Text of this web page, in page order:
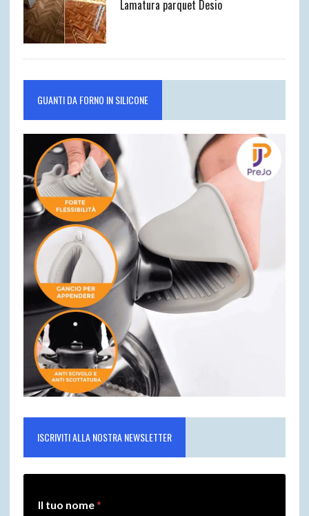
Lamatura parquet Desio
GUANTI DA FORNO IN SILICONE
ISCRIVITI ALLA NOSTRA NEWSLETTER
u
Il tuo nome*